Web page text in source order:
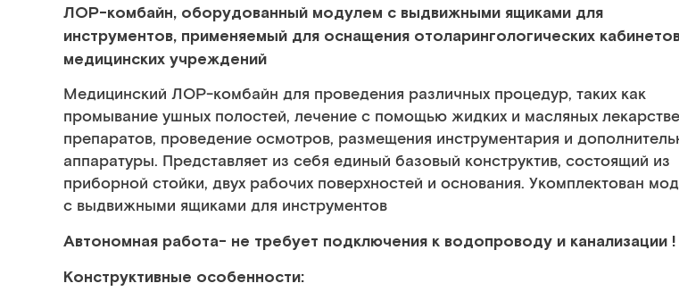
ЛОР-комбайн, оборудованный модулем с выдвижными ящиками для
инструментов, применяемый для оснащения отоларингологических
медицинских учреждений
Медицинский ЛОР-комбайн для проведения различных процедур, таких как
промывание ушных полостей, лечение с помощью жидких и масляных
препаратов, проведение осмотров, размещения инструментария и
аппаратуры. Представляет из себя единый базовый конструктив, состоящий из
приборной стойки, двух рабочих поверхностей и основания. Укомплектован
с выдвижными ящиками для инструментов
Автономная работа- не требует подключения к водопроводу и канализации !
Конструктивные особенности: